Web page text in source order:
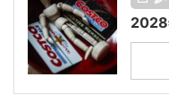
2028